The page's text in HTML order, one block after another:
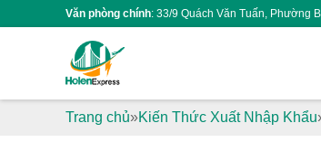
Văn phòng chính: 33/9 Quách Văn Tuấn, Phường
Trang chủ Kiến Thức Xuất Nhập Khẩu